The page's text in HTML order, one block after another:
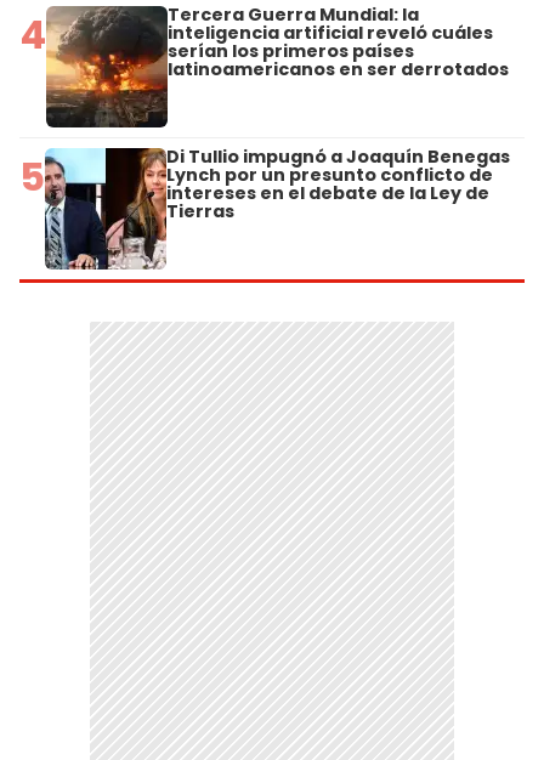
4 Tercera Guerra Mundial: la
inteligencia artificial reveló cuáles
serían los primeros países
latinoamericanos en ser derrotados
5 Di Tullio impugnó a Joaquín Benegas
Lynch por un presunto conflicto de
intereses en el debate de la Ley de
Tierras